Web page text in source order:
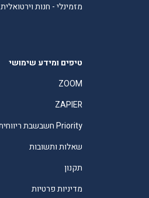
מזמינלי - חנות וירטואלית
טיפים ומידע שימושי
ZOOM
ZAPIER
Priority חשבשבת ריווחית
שאלות ותשובות
תקנון
מדיניות פרטיות